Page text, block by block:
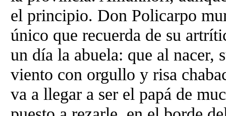
el principio. Don Policarpo
único que recuerda de su
un día la abuela: que al nacer,
viento con orgullo y risa
va a llegar a ser el papá de